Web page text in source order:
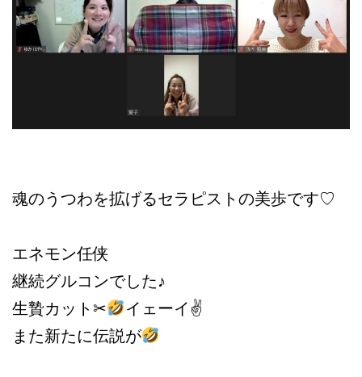
魂のうつわを拡げるセラピストの美歩です♡
エネモン任侠
継続グルコンでした♪
生贄カット✂︎
イェーイ✌
また新たに伝説が